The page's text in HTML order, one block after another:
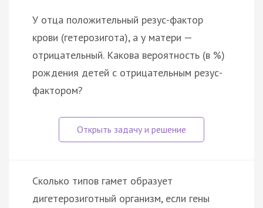
У отца положительный резус-фактор
крови (гетерозигота), а у матери —
отрицательный. Какова вероятность (в %)
рождения детей с отрицательным резус-
фактором?
Сколько типов гамет образует
дигетерозиготный организм, если гены